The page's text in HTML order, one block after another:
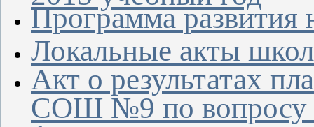
Программа развития
Локальные акты
Акт о результатах
СОШ №9 по вопросу